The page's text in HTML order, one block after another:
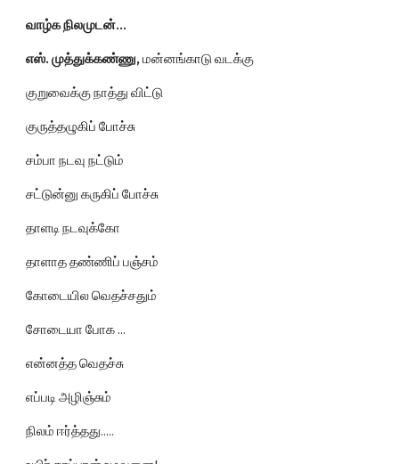
வாழ்க நிலமுடன்...
எஸ். முத்துக்கண்ணு, மன்னங்காடு வடக்கு
குறுவைக்கு நாத்து விட்டு
குருத்தழுகிப் போச்சு
சம்பா நடவு நட்டும்
சட்டுன்னு கருகிப் போச்சு
தாளடி நடவுக்கோ
தாளாத தண்ணிப் பஞ்சம்
கோடையில வெதச்சதும்
சோடையா போக ...
என்னத்த வெதச்சு
எப்படி அழிஞ்சும்
நிலம் ஈர்த்தது.....